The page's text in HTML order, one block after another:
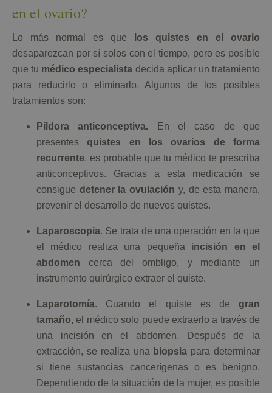
en el ovario?
Lo más normal es que los quistes en el ovario
desaparezcan por sí solos con el tiempo, pero es posible
que tu médico especialista decida aplicar un tratamiento
para reducirlo o eliminarlo. Algunos de los posibles
tratamientos son:
Píldora anticonceptiva.
En el caso de que
presentesquistes en los ovarios de forma
recurrente, es probable que tu médico te prescriba
anticonceptivos. Gracias a esta medicación se
consigue detener la ovulación y, de esta manera,
prevenir el desarrollo de nuevos quistes.
Laparoscopia. Se trata de una operación en la que
el médico realiza una pequeña incisión en el
abdomen cerca del ombligo, y mediante un
instrumento quirúrgico extraer el quiste.
Laparotomía. Cuando el quiste es de gran
tamaño, el médico solo puede extraerlo a través de
una incisión en el abdomen. Después de la
extracción, se realiza una biopsia para determinar
si tiene sustancias cancerígenas o es benigno.
Dependiendo de la situación de la mujer, es posible